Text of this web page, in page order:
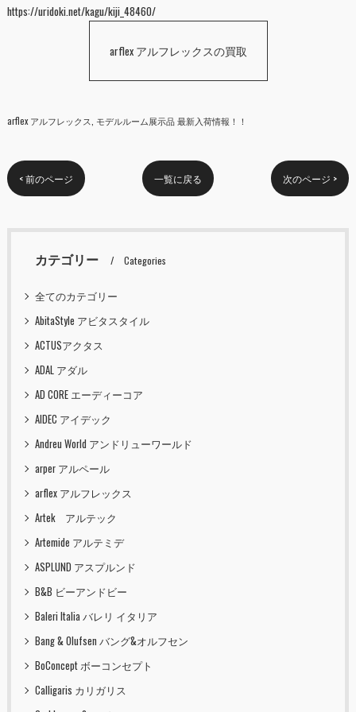
https://uridoki.net/kagu/kiji_48460/
arflex アルフレックスの買取
arflex アルフレックス モデルルーム展示品 最新入荷情報！！
< 前のページ 一覧に戻る 次のページ >
カテゴリー Categories
全てのカテゴリー
AbitaStyle アビタスタイル
ACTUSアクタス
ADAL アダル
AD CORE エーディーコア
AIDEC アイデック
Andreu World アンドリューワールド
arper アルペール
arflex アルフレックス
Artek アルテック
Artemide アルテミデ
ASPLUND アスプルンド
B&B ビーアンドビー
Baleri Italia バレリ イタリア
Bang & Olufsen バング&オルフセン
BoConcept ボーコンセプト
Calligaris カリガリス